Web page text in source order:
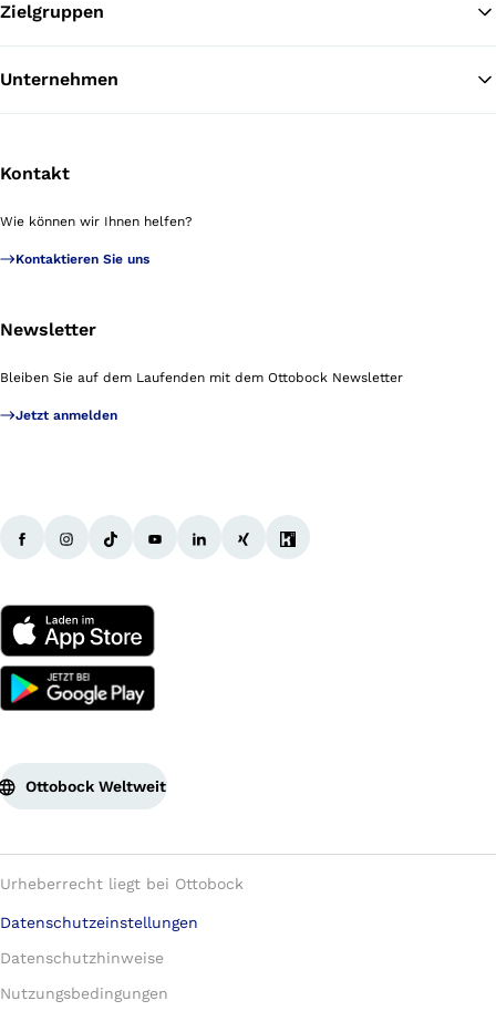
Zielgruppen
Unternehmen
Kontakt
Wie können wir Ihnen helfen?
Kontaktieren Sie uns
Newsletter
Bleiben Sie auf dem Laufenden mit dem Ottobock Newsletter
Jetzt anmelden
Ottobock Weltweit
Urheberrecht liegt bei Ottobock
Datenschutzeinstellungen
Datenschutzhinweise
Nutzungsbedingungen